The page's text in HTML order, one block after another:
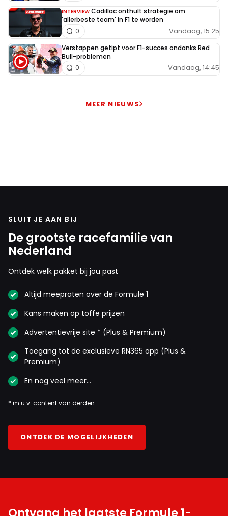
INTERVIEW Cadillac onthult strategie om
'allerbeste team' in F1 te worden
Vandaag, 15:25
0
Verstappen getipt voor F1-succes ondanks Red
Bull-problemen
Vandaag, 14:45
0
MEER NIEUWS
SLUIT JE AAN BIJ
De grootste racefamilie van
Nederland
Ontdek welk pakket bij jou past
Altijd meepraten over de Formule 1
Kans maken op toffe prijzen
Advertentievrije site * (Plus & Premium)
Toegang tot de exclusieve RN365 app (Plus &
Premium)
En nog veel meer…
* m.u.v. content van derden
ONTDEK DE MOGELIJKHEDEN